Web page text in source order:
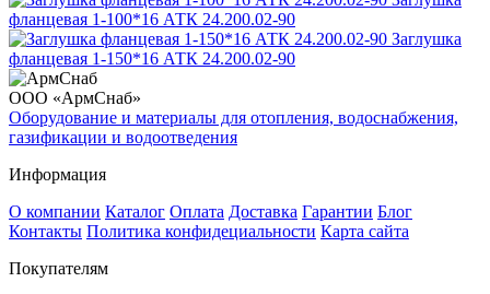
фланцевая 1-100*16 АТК 24.200.02-90
Заглушка
фланцевая 1-150*16 АТК 24.200.02-90
ООО «АрмСнаб»
Оборудование и материалы для отопления, водоснабжения,
газификации и водоотведения
Информация
О компании Каталог Оплата Доставка Гарантии Блог
Контакты Политика конфидециальности Карта сайта
Покупателям